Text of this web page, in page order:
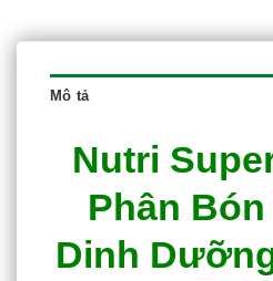
Mô tả
Nutri
Phân
Dinh